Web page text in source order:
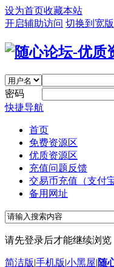
设为首页收藏本站
开启辅助访问 切换到宽版
密码
快捷导航
首页
免费资源区
优质资源区
充值问题反馈
交易币充值（支付
备用网址
请先登录后才能继续浏览
简洁版|手机版|小黑屋|随